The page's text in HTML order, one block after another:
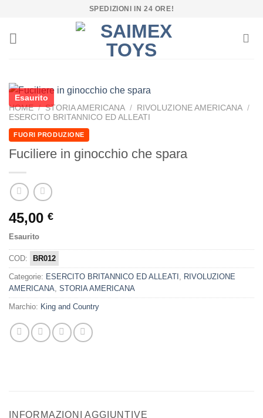
contenuti
SPEDIZIONI IN 24 ORE!
Esaurito
HOME / STORIA AMERICANA / RIVOLUZIONE AMERICANA /
ESERCITO BRITANNICO ED ALLEATI
FUORI PRODUZIONE
Fuciliere in ginocchio che spara
45,00 €
Esaurito
COD: BR012
Categorie: ESERCITO BRITANNICO ED ALLEATI
RIVOLUZIONE
AMERICANA STORIA AMERICANA
Marchio: King and Country
INFORMAZIONI AGGIUNTIVE